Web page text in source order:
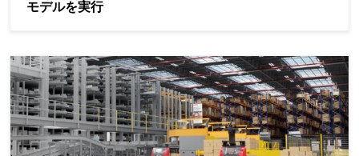
モデルを実行
NVIDIA Omniverse ライブラリを活用した、フィジカル AI 機能